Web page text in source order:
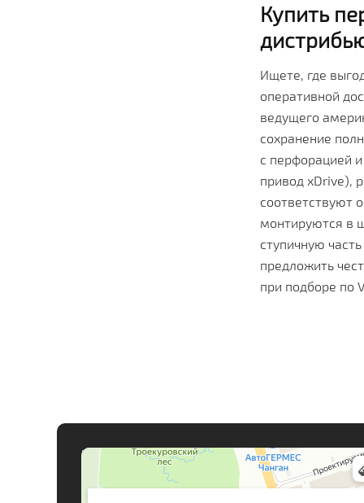
Купить
Ищете, где
оперативной
ведущего
сохранение
с перфорацией
привод xDrive),
соответствуют
монтируются в
ступичную
предложить
при подборе по
Powerstop
Магазин автозапчастей и автотоваров в Москве
Студия тюнинга в Москве